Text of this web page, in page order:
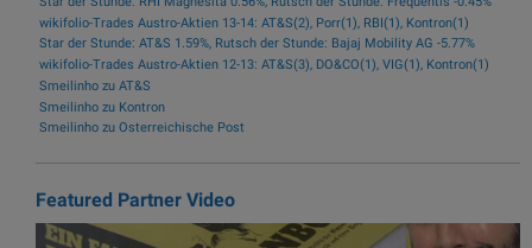
wikifolio-Trades Austro-Aktien 13-14: AT&S(2), Porr(1), RBI(1), Kontron(1)
Star der Stunde: AT&S 1.59%, Rutsch der Stunde: Bajaj Mobility AG -5.77%
wikifolio-Trades Austro-Aktien 12-13: AT&S(3), DO&CO(1), VIG(1), Kontron(1)
Smeilinho zu AT&S
Smeilinho zu Kontron
Smeilinho zu Österreichische Post
Featured Partner Video